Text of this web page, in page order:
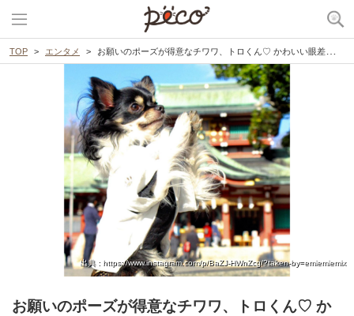
TOP エンタメ お願いのポーズが得意なチワワ、トロくん♡ かわいい眼差しにキュンとする(*´ｪ`*)
出典 : https://www.instagram.com/p/BaZJ-HWnZcg/?taken-by=emiemiemix
お願いのポーズが得意なチワワ、トロくん♡ か